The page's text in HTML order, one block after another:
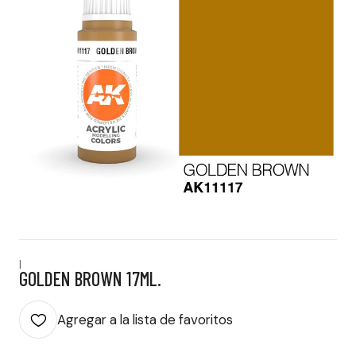
|
GOLDEN BROWN 17ML.
Agregar a la lista de favoritos